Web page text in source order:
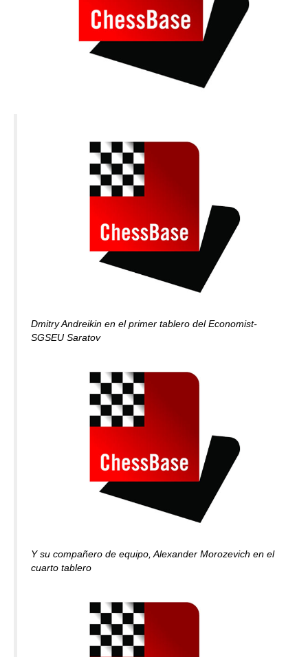
Dmitry Andreikin en el primer tablero del Economist-
SGSEU Saratov
Y su compañero de equipo, Alexander Morozevich en el
cuarto tablero